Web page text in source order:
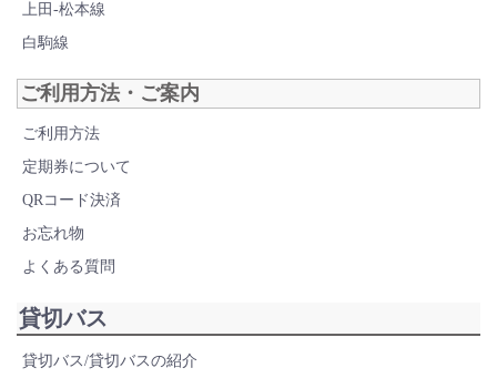
上田-松本線
白駒線
ご利用方法・ご案内
ご利用方法
定期券について
QRコード決済
お忘れ物
よくある質問
貸切バス
貸切バス/貸切バスの紹介